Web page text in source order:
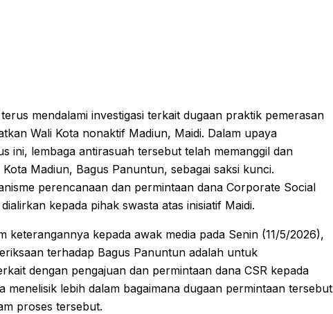
mendalami investigasi terkait dugaan praktik pemerasan
Wali Kota nonaktif Madiun, Maidi. Dalam upaya
ini, lembaga antirasuah tersebut telah memanggil dan
Madiun, Bagus Panuntun, sebagai saksi kunci.
perencanaan dan permintaan dana Corporate Social
kepada pihak swasta atas inisiatif Maidi.
keterangannya kepada awak media pada Senin (11/5/2026),
terhadap Bagus Panuntun adalah untuk
dengan pengajuan dan permintaan dana CSR kepada
menelisik lebih dalam bagaimana dugaan permintaan tersebut
proses tersebut.